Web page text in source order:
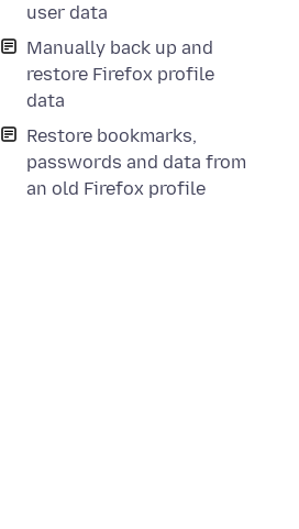
user data
Manually back up and
restore Firefox profile
data
Restore bookmarks,
passwords and data from
an old Firefox profile